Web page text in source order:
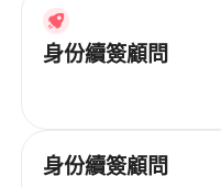
身份續簽顧問
身份續簽顧問